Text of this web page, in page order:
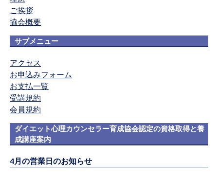
ご挨拶
協会概要
サブメニュー
アクセス
お申込みフォーム
お支払一覧
受講規約
会員規約
ダイエット心理カウンセラー育成協会認定の資格取得と養
成講座案内
4月の営業日のお知らせ